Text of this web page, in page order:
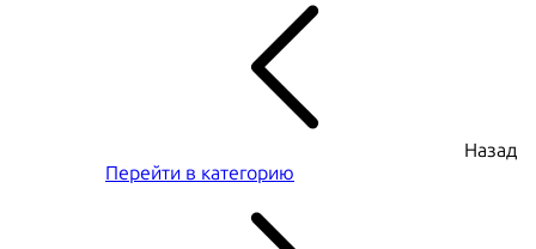
Назад
Перейти в категорию